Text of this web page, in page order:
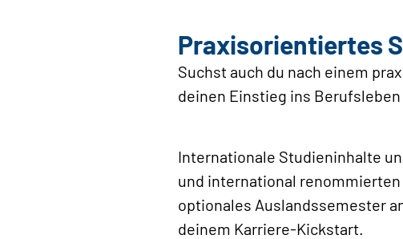
Praxisorientiertes
Suchst auch du nach einem
deinen Einstieg ins
Internationale Studieninhalte
und international
optionales Auslandssemester
deinem Karriere-Kickstart.